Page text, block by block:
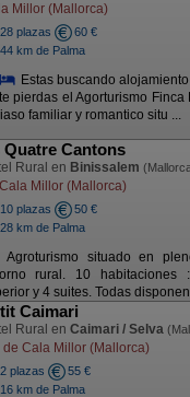
Millor (Mallorca)
28 plazas
60 €
44 km de Palma
Estas buscando
pierdas el Agorturismo Finca
familiar y romantico situ ...
Quatre Cantons
Rural en Binissalem
Millor (Mallorca)
10 plazas
50 €
28 km de Palma
Agroturismo situado en
rural. 10
y 4 suites. Todas
Caimari
Rural en Caimari / Selva
de Cala Millor (Mallorca)
2 plazas
55 €
16 km de Palma